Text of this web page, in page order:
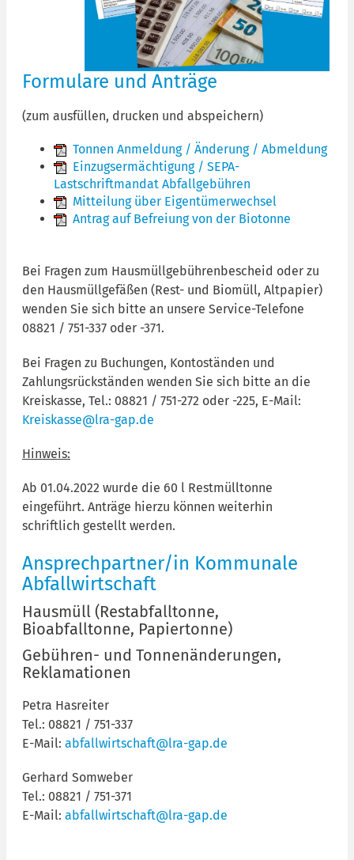
Formulare und Anträge
(zum ausfüllen, drucken und abspeichern)
Tonnen Anmeldung / Änderung / Abmeldung
Einzugsermächtigung / SEPA-
Lastschriftmandat Abfallgebühren
Mitteilung über Eigentümerwechsel
Antrag auf Befreiung von der Biotonne
Bei Fragen zum Hausmüllgebührenbescheid oder zu
den Hausmüllgefäßen (Rest- und Biomüll, Altpapier)
wenden Sie sich bitte an unsere Service-Telefone
08821 / 751-337 oder -371.
Bei Fragen zu Buchungen, Kontoständen und
Zahlungsrückständen wenden Sie sich bitte an die
Kreiskasse, Tel.: 08821 / 751-272 oder -225, E-Mail:
Kreiskasse@lra-gap.de
Hinweis:
Ab 01.04.2022 wurde die 60 l Restmülltonne
eingeführt. Anträge hierzu können weiterhin
schriftlich gestellt werden.
Ansprechpartner/in Kommunale
Abfallwirtschaft
Hausmüll (Restabfalltonne,
Bioabfalltonne, Papiertonne)
Gebühren- und Tonnenänderungen,
Reklamationen
Petra Hasreiter
Tel.: 08821 / 751-337
E-Mail: abfallwirtschaft@lra-gap.de
Gerhard Somweber
Tel.: 08821 / 751-371
E-Mail: abfallwirtschaft@lra-gap.de